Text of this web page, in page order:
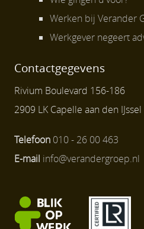
Werken bij Verander
Werkgever negeert
Contactgegevens
Rivium Boulevard 156-186
2909 LK Capelle aan den IJssel
Telefoon 010 - 26 00 463
E-mail info@verandergroep.nl